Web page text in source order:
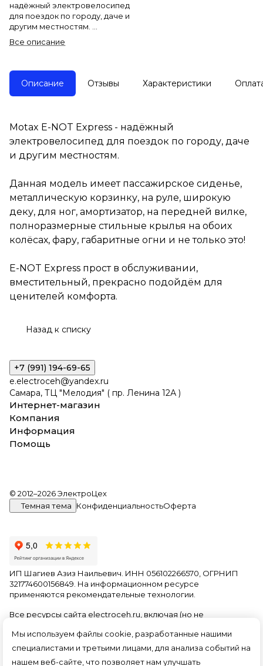
надёжный электровелосипед
для поездок по городу, даче и
другим местностям.
Данная модель имеет
металлическую корзинку, на
руле, широкую деку, для ног,
колёсах, фару, габаритные
огни и не только это!
E-NOT Express прост в
подойдём для ценителей
комфорта.
Все описание
Описание Отзывы Характеристики
Motax E-NOT Express - надёжный
электровелосипед для поездок по городу, даче
и другим местностям.
Данная модель имеет пассажирское сиденье,
металлическую корзинку, на руле, широкую
деку, для ног, амортизатор, на передней вилке,
полноразмерные стильные крылья на обоих
колёсах, фару, габаритные огни и не только это!
E-NOT Express прост в обслуживании,
вместительный, прекрасно подойдём для
ценителей комфорта.
Назад к списку
Мы используем файлы cookie, разработанные нашими
специалистами и третьими лицами, для анализа событий на
нашем веб-сайте, что позволяет нам улучшать
+7 (991) 194-69-65
e.electroceh@yandex.ru
Самара, ТЦ "Мелодия" ( пр. Ленина 12А )
Интернет-магазин
Компания
Информация
Помощь
© 2012–2026 ЭлектроЦех
Темная тема
КонфиденциальностьОферта
ИП Шагиев Азиз Наильевич. ИНН 056102266570, ОГРНИП
321774600156849. На информационном ресурсе
применяются рекомендательные технологии
Все ресурсы сайта electroceh.ru, включая (но не
и видео информацию, структуру, дизайн и оформление
страниц, доменное имя, фирменное наименование
являются объектами авторского права и прав на